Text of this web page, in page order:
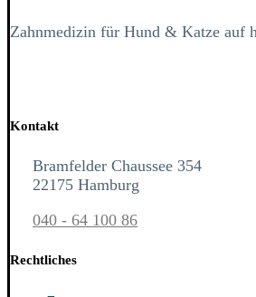
Zahnmedizin für Hund & Katze auf
Kontakt
Bramfelder Chaussee 354
22175 Hamburg
040 - 64 100 86
Rechtliches